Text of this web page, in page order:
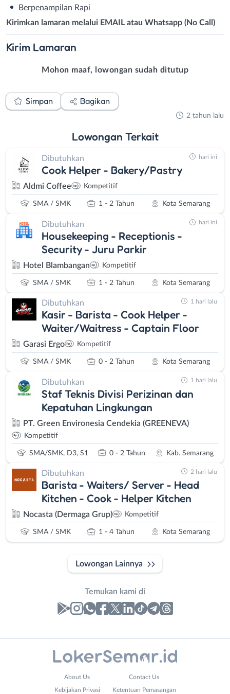
Berpenampilan Rapi
Kirimkan lamaran melalui EMAIL atau Whatsapp (No Call)
Kirim Lamaran
Mohon maaf, lowongan sudah ditutup
Simpan Bagikan
2 tahun lalu
Lowongan Terkait
Dibutuhkan
Cook Helper - Bakery/Pastry
Aldmi Coffee Kompetitif
SMA / SMK 1 - 2 Tahun Kota Semarang
hari ini
Dibutuhkan
Housekeeping - Receptionis -
Security - Juru Parkir
Hotel Blambangan Kompetitif
SMA / SMK 1 - 2 Tahun Kota Semarang
hari ini
Dibutuhkan
Kasir - Barista - Cook Helper -
Waiter/Waitress - Captain Floor
Garasi Ergo Kompetitif
SMA / SMK 0 - 2 Tahun Kota Semarang
1 hari lalu
Dibutuhkan
Staf Teknis Divisi Perizinan dan
Kepatuhan Lingkungan
PT. Green Environesia Cendekia (GREENEVA)
Kompetitif
SMA/SMK, D3, S1 0 - 2 Tahun Kab. Semarang
1 hari lalu
Dibutuhkan
Barista - Waiters/ Server - Head
Kitchen - Cook - Helper Kitchen
Nocasta (Dermaga Grup) Kompetitif
SMA / SMK 1 - 4 Tahun Kota Semarang
2 hari lalu
Lowongan Lainnya
Temukan kami di
About Us Contact Us
Kebijakan Privasi Ketentuan Pemasangan